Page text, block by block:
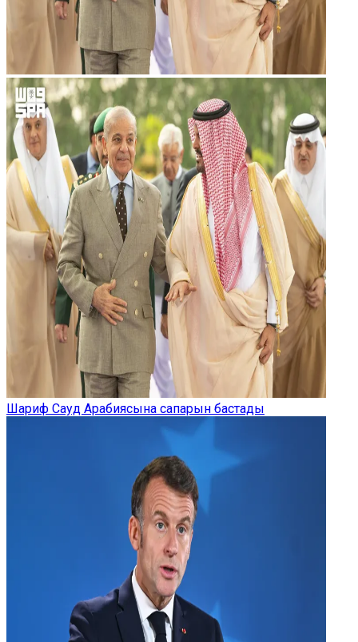
Шариф Сауд Арабиясына сапарын бастады